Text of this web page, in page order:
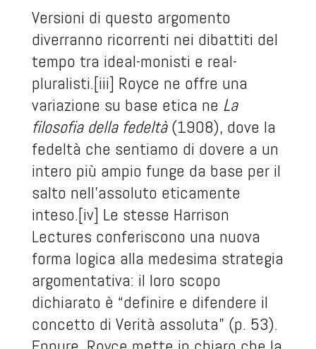
Versioni di questo argomento
diverranno ricorrenti nei dibattiti del
tempo tra ideal-monisti e real-
pluralisti.[iii] Royce ne offre una
variazione su base etica ne La
filosofia della fedeltà(1908), dove la
fedeltà che sentiamo di dovere a un
intero più ampio funge da base per il
salto nell’assoluto eticamente
inteso.[iv] Le stesse Harrison
Lectures conferiscono una nuova
forma logica alla medesima strategia
argomentativa: il loro scopo
dichiarato è “definire e difendere il
concetto di Verità assoluta” (p. 53).